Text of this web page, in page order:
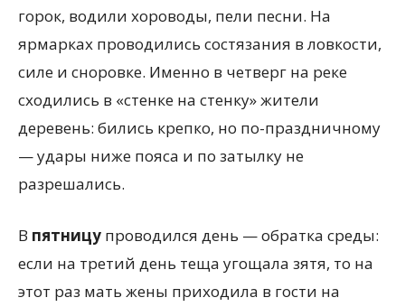
горок, водили хороводы, пели песни. На
ярмарках проводились состязания в ловкости,
силе и сноровке. Именно в четверг на реке
сходились в «стенке на стенку» жители
деревень: бились крепко, но по-праздничному
— удары ниже пояса и по затылку не
разрешались.
В пятницу проводился день — обратка среды:
если на третий день теща угощала зятя, то на
этот раз мать жены приходила в гости на